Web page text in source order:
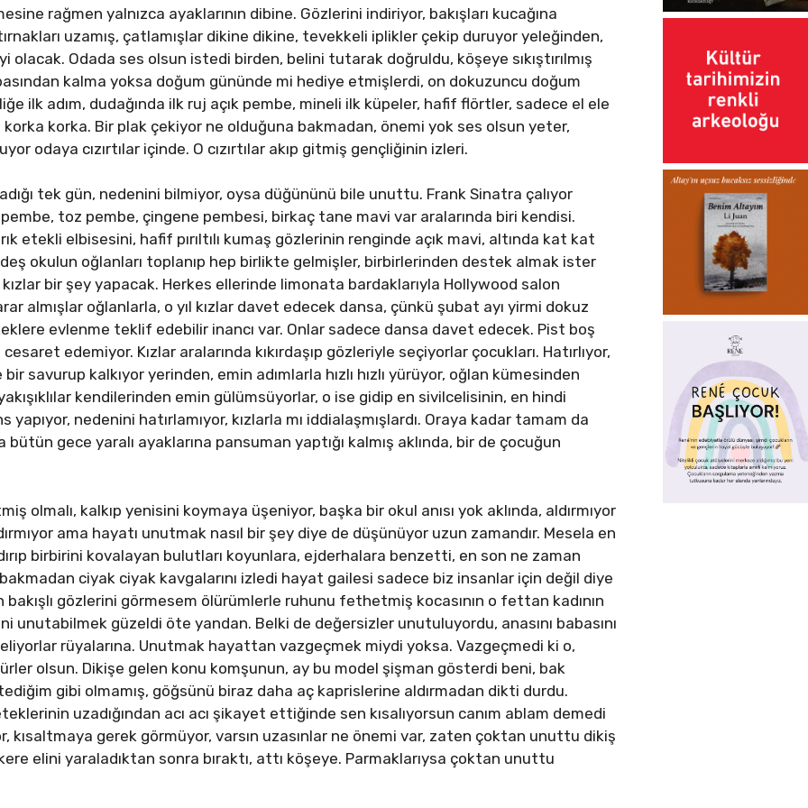
rağmen yalnızca ayaklarının dibine. Gözlerini indiriyor, bakışları kucağına
uzamış, çatlamışlar dikine dikine, tevekkeli iplikler çekip duruyor yeleğinden,
olacak. Odada ses olsun istedi birden, belini tutarak doğruldu, köşeye sıkıştırılmış
kalma yoksa doğum gününde mi hediye etmişlerdi, on dokuzuncu doğum
ilk adım, dudağında ilk ruj açık pembe, mineli ilk küpeler, hafif flörtler, sadece el ele
korka. Bir plak çekiyor ne olduğuna bakmadan, önemi yok ses olsun yeter,
odaya cızırtılar içinde. O cızırtılar akıp gitmiş gençliğinin izleri.
tek gün, nedenini bilmiyor, oysa düğününü bile unuttu. Frank Sinatra çalıyor
toz pembe, çingene pembesi, birkaç tane mavi var aralarında biri kendisi.
etekli elbisesini, hafif pırıltılı kumaş gözlerinin renginde açık mavi, altında kat kat
okulun oğlanları toplanıp hep birlikte gelmişler, birbirlerinden destek almak ister
bir şey yapacak. Herkes ellerinde limonata bardaklarıyla Hollywood salon
almışlar oğlanlarla, o yıl kızlar davet edecek dansa, çünkü şubat ayı yirmi dokuz
evlenme teklif edebilir inancı var. Onlar sadece dansa davet edecek. Pist boş
edemiyor. Kızlar aralarında kıkırdaşıp gözleriyle seçiyorlar çocukları. Hatırlıyor,
savurup kalkıyor yerinden, emin adımlarla hızlı hızlı yürüyor, oğlan kümesinden
kendilerinden emin gülümsüyorlar, o ise gidip en sivilcelisinin, en hindi
nedenini hatırlamıyor, kızlarla mı iddialaşmışlardı. Oraya kadar tamam da
bütün gece yaralı ayaklarına pansuman yaptığı kalmış aklında, bir de çocuğun
olmalı, kalkıp yenisini koymaya üşeniyor, başka bir okul anısı yok aklında, aldırmıyor
ama hayatı unutmak nasıl bir şey diye de düşünüyor uzun zamandır. Mesela en
birbirini kovalayan bulutları koyunlara, ejderhalara benzetti, en son ne zaman
ciyak ciyak kavgalarını izledi hayat gailesi sadece biz insanlar için değil diye
bakışlı gözlerini görmesem ölürümlerle ruhunu fethetmiş kocasının o fettan kadının
unutabilmek güzeldi öte yandan. Belki de değersizler unutuluyordu, anasını babasını
geliyorlar rüyalarına. Unutmak hayattan vazgeçmek miydi yoksa. Vazgeçmedi ki o,
olsun. Dikişe gelen konu komşunun, ay bu model şişman gösterdi beni, bak
gibi olmamış, göğsünü biraz daha aç kaprislerine aldırmadan dikti durdu.
uzadığından acı acı şikayet ettiğinde sen kısalıyorsun canım ablam demedi
kısaltmaya gerek görmüyor, varsın uzasınlar ne önemi var, zaten çoktan unuttu dikiş
elini yaraladıktan sonra bıraktı, attı köşeye. Parmaklarıysa çoktan unuttu